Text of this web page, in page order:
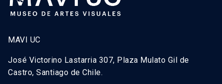
MAVI UC
José Victorino Lastarria 307, Plaza Mulato Gil de
Castro, Santiago de Chile.